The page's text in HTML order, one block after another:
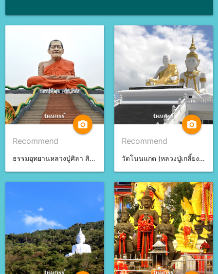
camera_alt
Recommend
ธรรมอุทยานหลวงปู่ศิลา สิริจันโท จ.กาฬสินธุ์
camera_alt
Recommend
วัดโนนแกด (หลวงปู่เกลี้ยง) จ.ศรีสะเกษ